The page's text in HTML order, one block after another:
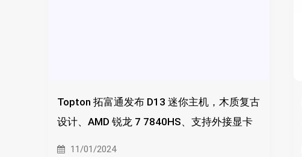
Topton 拓富通发布 D13 迷你主机，木质复古
设计、AMD 锐龙 7 7840HS、支持外接显卡
11/01/2024